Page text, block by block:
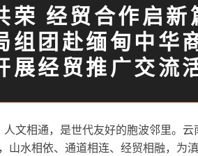
荣 经贸合作启
组团赴缅甸中华
展经贸推广交流
文相通，是世代友好的胞波邻里。云
山水相依、通道相连、经贸相融，为